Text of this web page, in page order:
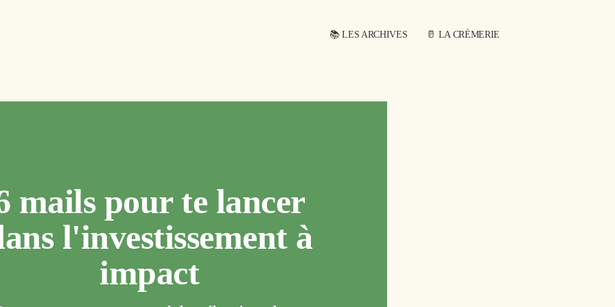
📚 LES ARCHIVES 🥛 LA CRÈMERIE
mails pour te lancer
l'investissement à
impact